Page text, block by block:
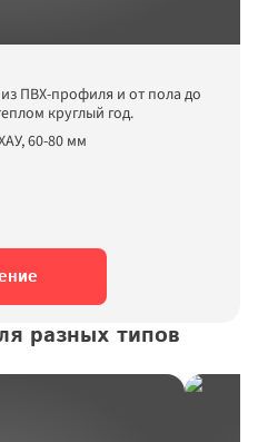
ПВХ-профиля и от пола до
круглый год.
60-80 мм
разных типов